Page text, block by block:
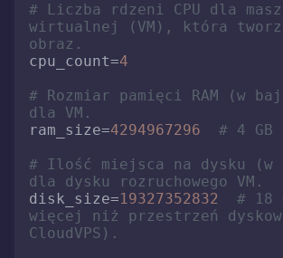
# Liczba rdzeni CPU dla
wirtualnej (VM), która
obraz.
cpu_count=4
# Rozmiar pamięci RAM (w
dla VM.
ram_size=4294967296
# 4 GB
# Ilość miejsca na dysku (w
dla dysku rozruchowego VM.
disk_size=19327352832
# 18
więcej niż przestrzeń
CloudVPS).